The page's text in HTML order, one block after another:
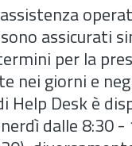
assicurati
per la
nei giorni e
Help Desk è
dalle 8:30 -